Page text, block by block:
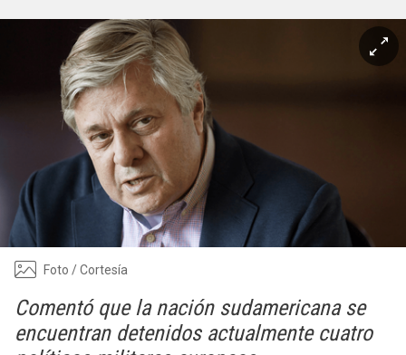
Foto / Cortesía
Comentó que la nación sudamericana se
encuentran detenidos actualmente cuatro